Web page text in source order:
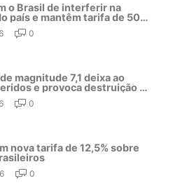
o Brasil de interferir na
país e mantêm tarifa de 50%
ano
0
magnitude 7,1 deixa ao
e provoca destruição no
0
nova tarifa de 12,5% sobre
0